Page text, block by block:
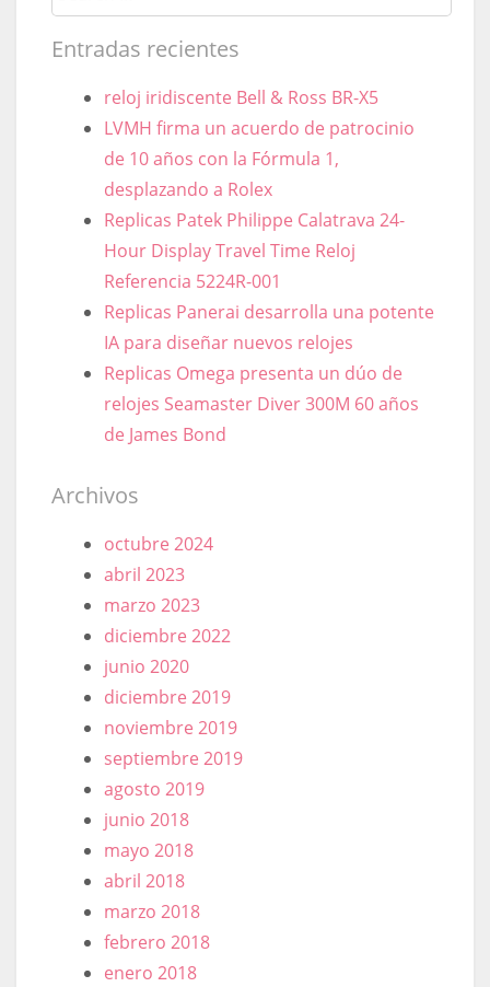
Entradas recientes
reloj iridiscente Bell & Ross BR-X5
LVMH firma un acuerdo de patrocinio
de 10 años con la Fórmula 1,
desplazando a Rolex
Replicas Patek Philippe Calatrava 24-
Hour Display Travel Time Reloj
Referencia 5224R-001
Replicas Panerai desarrolla una potente
IA para diseñar nuevos relojes
Replicas Omega presenta un dúo de
relojes Seamaster Diver 300M 60 años
de James Bond
Archivos
octubre 2024
abril 2023
marzo 2023
diciembre 2022
junio 2020
diciembre 2019
noviembre 2019
septiembre 2019
agosto 2019
junio 2018
mayo 2018
abril 2018
marzo 2018
febrero 2018
enero 2018